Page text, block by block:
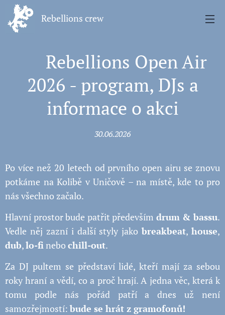
Rebellions crew
📢 Rebellions Open Air
2026 - program, DJs a
informace o akci
30.06.2026
Po více než 20 letech od prvního open airu se znovu
potkáme na Kolibě v Uničově – na místě, kde to pro
nás všechno začalo.
Hlavní prostor bude patřit především drum & bassu.
Vedle něj zazní i další styly jakobreakbeat, house,
dub,lo-finebochill-out.
Za DJ pultem se představí lidé, kteří mají za sebou
roky hraní a vědí, co a proč hrají. A jedna věc, která k
tomu podle nás pořád patří a dnes už není
samozřejmostí: bude se hrát z gramofonů!